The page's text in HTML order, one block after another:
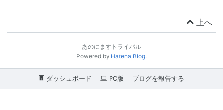
上へ
あのにますトライバル
Powered by Hatena Blog.
ダッシュボード PC版 ブログを報告する